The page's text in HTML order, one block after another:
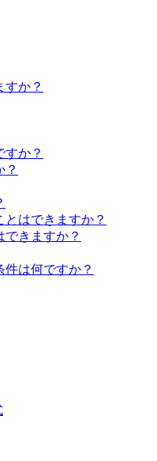
すか？
すか？
？
はできますか？
きますか？
は何ですか？